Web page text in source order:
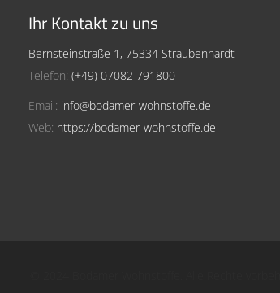
Ihr Kontakt zu uns
Bernsteinstraße 1, 75334 Straubenhardt
Telefon: (+49) 07082 791800
Email: info@bodamer-wohnstoffe.de
Web: https://bodamer-wohnstoffe.de